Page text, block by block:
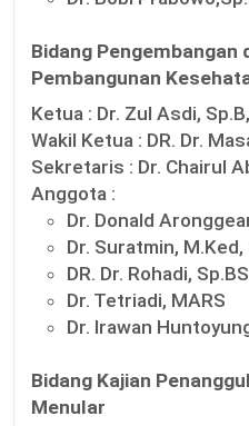
Bidang Pengembangan
Pembangunan
Ketua : Dr. Zul Asdi,
Wakil Ketua : DR. Dr.
Sekretaris : Dr. Chairul
Anggota :
Dr. Donald
Dr. Suratmin, M.Ked,
DR. Dr. Rohadi,
Dr. Tetriadi, MARS
Dr. Irawan
Bidang Kajian
Menular